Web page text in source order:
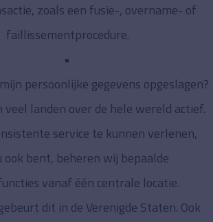
zoals een fusie-, overname- of
faillissementprocedure.
persoonlijke gegevens opgeslagen?
landen over de hele wereld actief.
service te kunnen verlenen,
ook bent, beheren wij bepaalde
vanaf één centrale locatie.
dit in de Verenigde Staten. Ook